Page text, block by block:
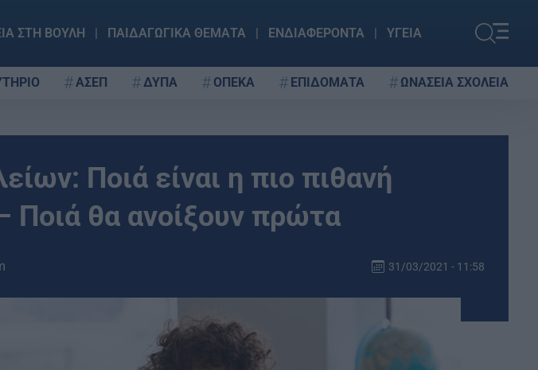
ΣΤΗ ΒΟΥΛΗ ΠΑΙΔΑΓΩΓΙΚΑ ΘΕΜΑΤΑ ΕΝΔΙΑΦΕΡΟΝΤΑ ΥΓΕΙΑ
ΑΣΕΠ ΔΥΠΑ ΟΠΕΚΑ ΕΠΙΔΟΜΑΤΑ ΩΝΑΣΕΙΑ ΣΧΟΛΕΙΑ
Ποιά είναι η πιο πιθανή
Ποιά θα ανοίξουν πρώτα
31/03/2021 - 11:58